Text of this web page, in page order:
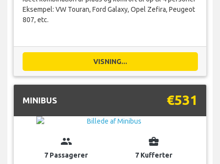
Eksempel: VW Touran, Ford Galaxy, Opel Zefira, Peugeot
807, etc.
VISNING...
MINIBUS €531
group
7 Passagerer
business_center
7 Kufferter